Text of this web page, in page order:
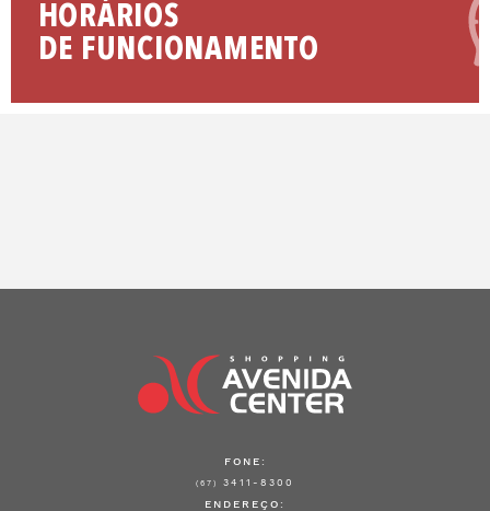
HORÁRIOS
DE FUNCIONAMENTO
FONE:
(67) 3411-8300
ENDEREÇO: